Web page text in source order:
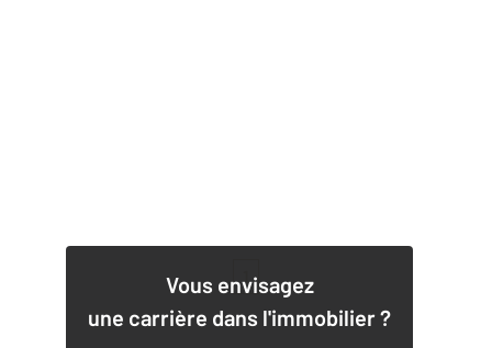
Vous envisagez
une carrière dans l'immobilier ?
1